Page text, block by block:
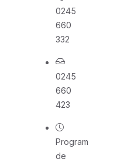
0245
660
332
0245
660
423
Program
de